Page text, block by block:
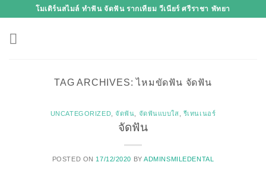
content
โมเดิร์นสไมล์ ทำฟัน จัดฟัน รากเทียม วีเนียร์ ศรีราชา พัทยา
TAG ARCHIVES:ไหมขัดฟัน จัดฟัน
UNCATEGORIZED ,จัดฟัน จัดฟันแบบใส รีเทนเนอร์
จัดฟัน
POSTED ON 17/12/2020 BYADMINSMILEDENTAL